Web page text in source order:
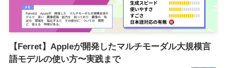
【Ferret】Appleが開発したマルチモーダル大規模言
語モデルの使い方〜実践まで